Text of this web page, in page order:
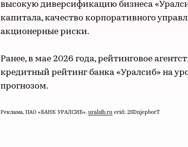
высокую диверсификацию бизнеса
капитала, качество корпоративного
акционерные риски.
Ранее, в мае 2026 года, рейтинговое
кредитный рейтинг банка «Уралсиб» на
прогнозом.
Реклама. ПАО «БАНК УРАЛСИБ». uralsib.ru erid: 2SDnjepborT